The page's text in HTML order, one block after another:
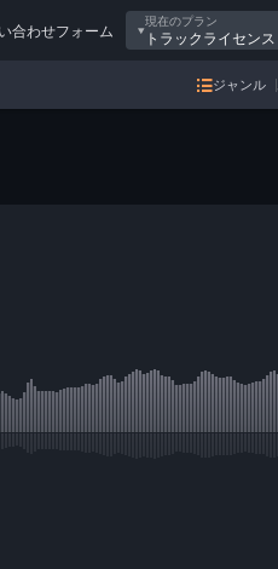
合わせフォーム
現在のプラン
トラックライセンス
ジャンル